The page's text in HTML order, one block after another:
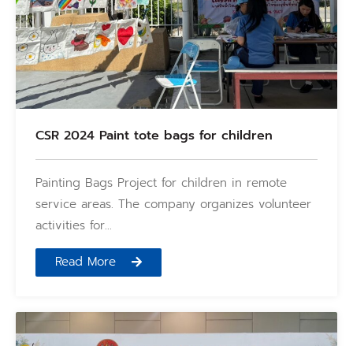
CSR 2024 Paint tote bags for children
Painting Bags Project for children in remote
service areas. The company organizes volunteer
activities for…
Read More